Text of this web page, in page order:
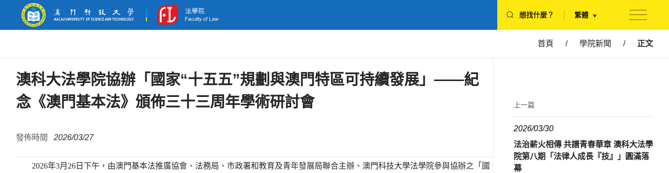
想找什麼？ 繁體
首頁 / 學院新聞 / 正文
澳科大法學院協辦「國家“十五五”規劃與澳門特區可持續發展」——紀
念《澳門基本法》頒佈三十三周年學術研討會
發佈時間 2026/03/27
2026年3月26日下午，由澳門基本法推廣協會、法務局、市政署和教育及青年發展局聯合主辦、澳門科技大學法學院參與協辦之「國
上一篇
2026/03/30
法治薪火相傳 共譜青春華章 澳科大法學
院第八期「法律人成長『技』」圓滿落
幕